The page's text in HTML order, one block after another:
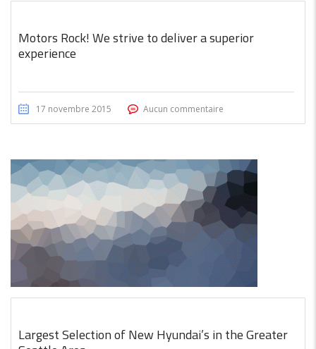
Motors Rock! We strive to deliver a superior
experience
17 novembre 2015 Aucun commentaire
Largest Selection of New Hyundai’s in the Greater